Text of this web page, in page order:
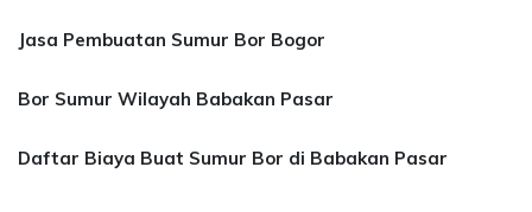
Jasa Pembuatan Sumur Bor Bogor
Bor Sumur Wilayah Babakan Pasar
Daftar Biaya Buat Sumur Bor di Babakan Pasar